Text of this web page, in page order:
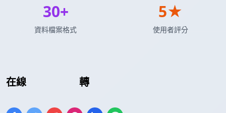
在線 轉
30+
資料檔案格式
5★
使用者評分